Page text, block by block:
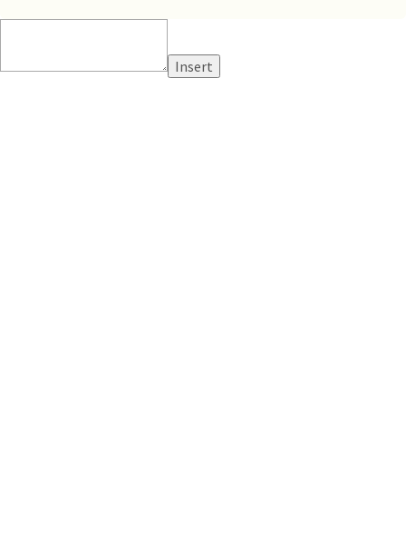
Insert